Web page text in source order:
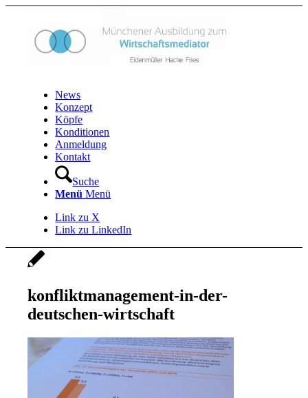
News
Konzept
Köpfe
Konditionen
Anmeldung
Kontakt
Suche
Menü Menü
Link zu X
Link zu LinkedIn
konfliktmanagement-in-der-
deutschen-wirtschaft